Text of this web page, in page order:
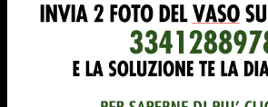
ASTRA PIU'(3)
(5)